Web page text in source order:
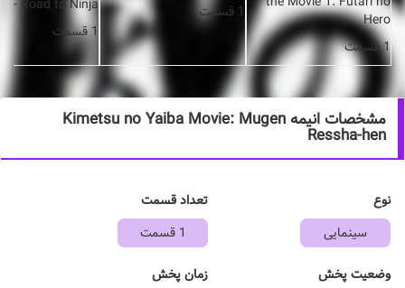
Hero
1 قسمت
1 قسمت
- Road to Ninja
1 قسمت
مشخصات انیمه Kimetsu no Yaiba Movie: Mugen
Ressha-hen
نوع
سینمایی
تعداد قسمت
1 قسمت
وضعیت پخش
زمان پخش